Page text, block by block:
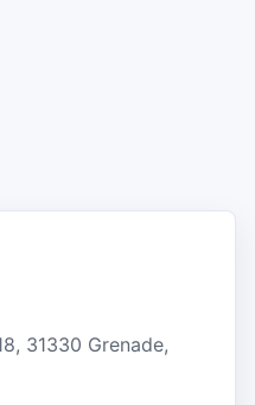
31330 Grenade,